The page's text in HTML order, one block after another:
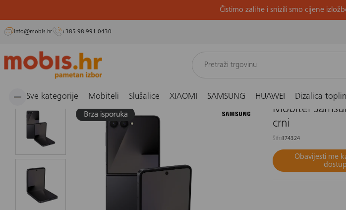
Preskoči
Čistimo zalihe i snizili smo cijene
info@mobis.hr +385 98 991 0430
Sve kategorije Mobiteli Slušalice XIAOMI SAMSUNG HUAWEI Dizalica
Mobiteli i fiksni telefoni
Mobitel
crni
Šifra174324
Obavijesti me